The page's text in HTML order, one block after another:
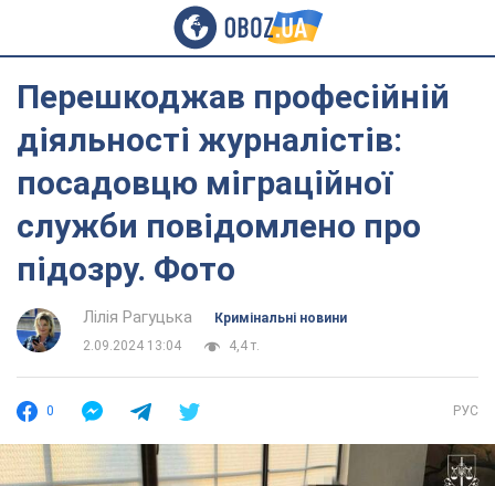
Перешкоджав професійній
діяльності журналістів:
посадовцю міграційної
служби повідомлено про
підозру. Фото
Лілія Рагуцька
Кримінальні новини
2.09.2024 13:04
4,4 т.
0 РУС